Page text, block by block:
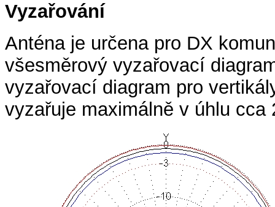
Vyzařování
Anténa je určena pro DX
všesměrový vyzařovací
vyzařovací diagram pro
vyzařuje maximálně v úhlu cca